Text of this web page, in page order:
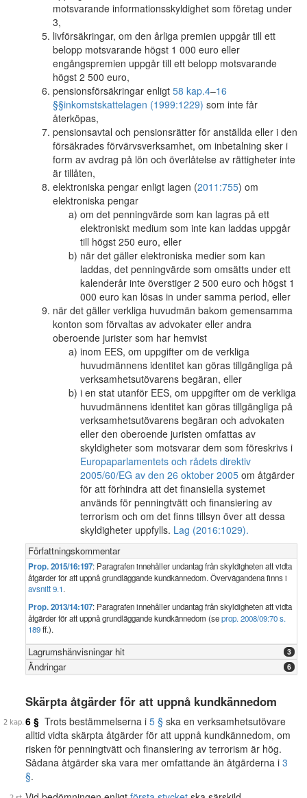
motsvarande informationsskyldighet som företag under
3,
livförsäkringar, om den årliga premien uppgår till ett
belopp motsvarande högst 1 000 euro eller
engångspremien uppgår till ett belopp motsvarande
högst 2 500 euro,
pensionsförsäkringar enligt 58 kap.4–16
§§inkomstskattelagen (1999:1229) som inte får
återköpas,
pensionsavtal och pensionsrätter för anställda eller i den
försäkrades förvärvsverksamhet, om inbetalning sker i
form av avdrag på lön och överlåtelse av rättigheter inte
är tillåten,
elektroniska pengar enligt lagen (2011:755) om
elektroniska pengar
om det penningvärde som kan lagras på ett
elektroniskt medium som inte kan laddas uppgår
till högst 250 euro, eller
när det gäller elektroniska medier som kan
laddas, det penningvärde som omsätts under ett
kalenderår inte överstiger 2 500 euro och högst 1
000 euro kan lösas in under samma period, eller
när det gäller verkliga huvudmän bakom gemensamma
konton som förvaltas av advokater eller andra
oberoende jurister som har hemvist
inom EES, om uppgifter om de verkliga
huvudmännens identitet kan göras tillgängliga på
verksamhetsutövarens begäran, eller
i en stat utanför EES, om uppgifter om de verkliga
huvudmännens identitet kan göras tillgängliga på
verksamhetsutövarens begäran och advokaten
eller den oberoende juristen omfattas av
skyldigheter som motsvarar dem som föreskrivs i
Europaparlamentets och rådets direktiv
2005/60/EG av den 26 oktober 2005 om åtgärder
för att förhindra att det finansiella systemet
används för penningtvätt och finansiering av
terrorism och om det finns tillsyn över att dessa
skyldigheter uppfylls. Lag (2016:1029).
Författningskommentar
Prop. 2015/16:197: Paragrafen innehåller undantag från skyldigheten att vidta
åtgärder för att uppnå grundläggande kundkännedom. Övervägandena finns i
avsnitt 9.1.
Prop. 2013/14:107: Paragrafen innehåller undantag från skyldigheten att vidta
åtgärder för att uppnå grundläggande kundkännedom (seprop. 2008/09:70 s.
189ff.).
Lagrumshänvisningar hit 3
Ändringar 6
Skärpta åtgärder för att uppnå kundkännedom
6 § Trots bestämmelserna i 5 § ska en verksamhetsutövare
alltid vidta skärpta åtgärder för att uppnå kundkännedom, om
risken för penningtvätt och finansiering av terrorism är hög.
Sådana åtgärder ska vara mer omfattande än åtgärderna i 3
§.